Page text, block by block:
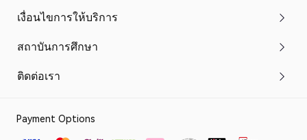
เงื่อนไขการให้บริการ
สถาบันการศึกษา
ติดต่อเรา
Payment Options